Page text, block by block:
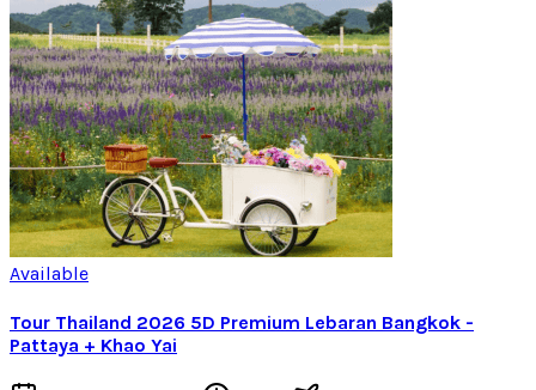
Available
Tour Thailand 2026 5D Premium Lebaran Bangkok -
Pattaya + Khao Yai